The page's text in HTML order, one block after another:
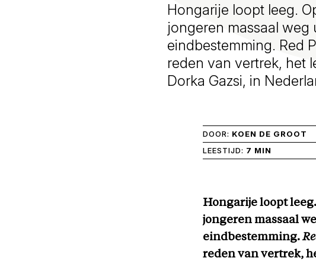
Hongarije loopt leeg.
jongeren massaal
eindbestemming. Red
reden van vertrek, het
Dorka Gazsi, in
DOOR: KOEN DE GROOT
LEESTIJD: 7 MIN
Hongarije loopt
jongeren massaal
eindbestemming.
reden van vertrek,